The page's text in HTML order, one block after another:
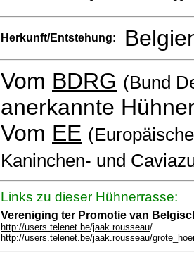
Herkunft/Entstehung:
Vom BDRG (Bund
anerkannte
Vom EE
Kaninchen- und
Links zu dieser Hühnerrasse:
Vereniging ter Promotie van
http://users.telenet.be/jaak.rousseau/
http://users.telenet.be/jaak.rousseau/